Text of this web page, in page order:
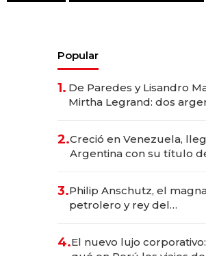
Popular
1. De Paredes y Lisandro
Mirtha Legrand: dos
2.Creció en Venezuela,
Argentina con su título
las marcas "fast
3.Philip Anschutz, el
petrolero y rey del
Fénix
4.El nuevo lujo